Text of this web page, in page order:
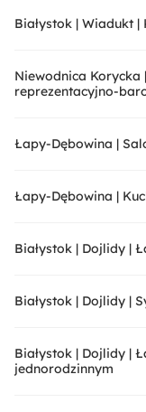
Białystok | Wiadukt
Niewodnica
reprezentacyjno-
Łapy-Dębowina |
Łapy-Dębowina |
Białystok | Dojlidy |
Białystok | Dojlidy |
Białystok | Dojlidy |
jednorodzinnym